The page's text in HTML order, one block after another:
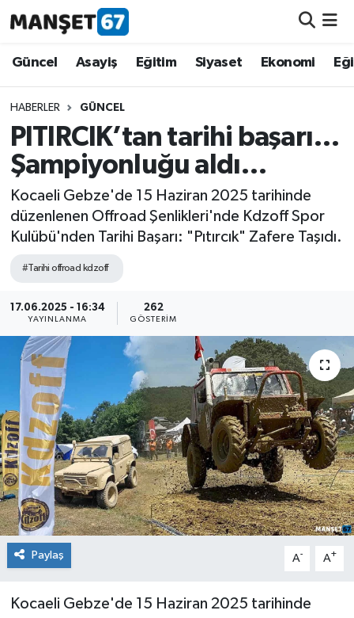
Güncel Asayiş Eğitim Siyaset Ekonomi
HABERLER GÜNCEL
PITIRCIK’tan tarihi başarı…
Şampiyonluğu aldı…
Kocaeli Gebze'de 15 Haziran 2025 tarihinde
düzenlenen Offroad Şenlikleri'nde Kdzoff Spor
Kulübü'nden Tarihi Başarı: "Pıtırcık" Zafere Taşıdı.
#Tarihi offroad kdzoff
17.06.2025 - 16:34
YAYINLANMA
262
GÖSTERIM
Paylaş A- A+
Kocaeli Gebze'de 15 Haziran 2025 tarihinde
Güncel
Asayiş
Siyaset
Spor
Eğitim
Ekonomi
Kültür-Sanat
Magazin
Medya
Mizah
Röportaj
Teknoloji